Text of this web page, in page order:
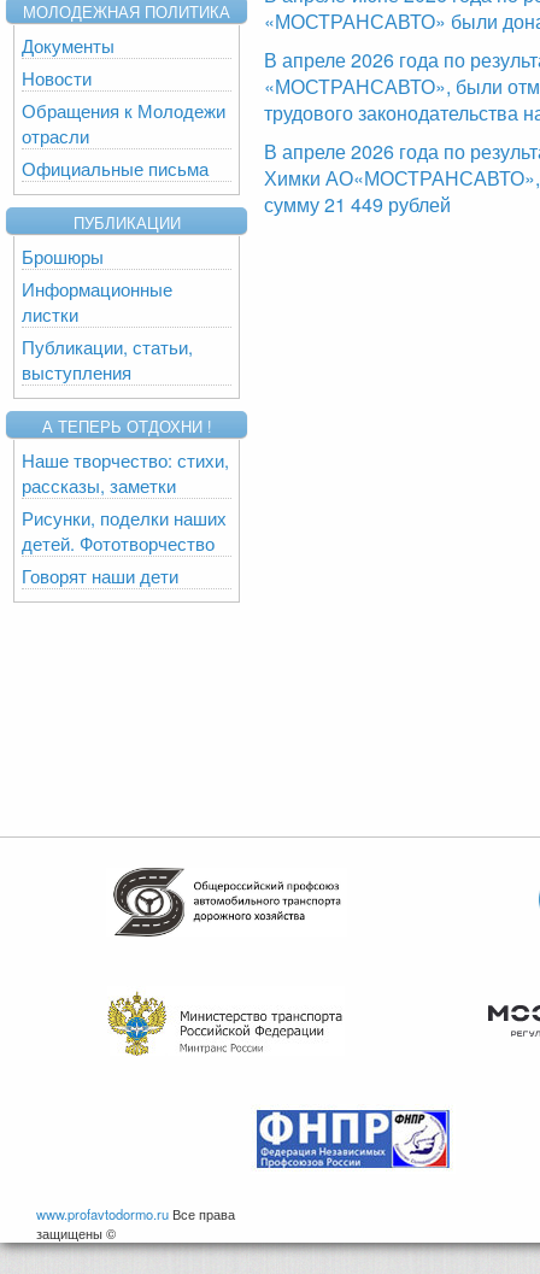
МОЛОДЕЖНАЯ ПОЛИТИКА
Документы
Новости
Обращения к Молодежи
отрасли
Официальные письма
ПУБЛИКАЦИИ
Брошюры
Информационные
листки
Публикации, статьи,
выступления
А ТЕПЕРЬ ОТДОХНИ !
Наше творчество: стихи,
рассказы, заметки
Рисунки, поделки наших
детей. Фототворчество
Говорят наши дети
«МОСТРАНСАВТО» были
В апреле 2026 года по
«МОСТРАНСАВТО», были
трудового
В апреле 2026 года по
Химки АО«МОСТРАНСАВТО»,
сумму 21 449 рублей
www.profavtodormo.ru Все права
защищены ©